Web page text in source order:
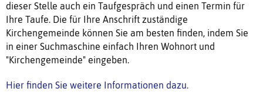
dieser Stelle auch ein Taufgespräch und einen Termin für
Ihre Taufe. Die für Ihre Anschrift zuständige
Kirchengemeinde können Sie am besten finden, indem Sie
in einer Suchmaschine einfach Ihren Wohnort und
"Kirchengemeinde" eingeben.
Hier finden Sie weitere Informationen dazu.